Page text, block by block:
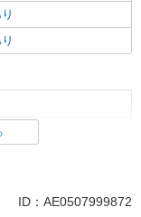
ズメント
ID：AE0507999872